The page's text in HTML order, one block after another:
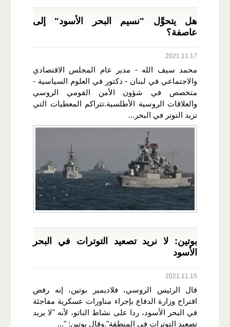
هل يتحوَّل "نسيم البحر الأسود" إلى
عاصفة؟
2021.11.17
محمد سيف الله - مدير عام المجلس الاقتصادي
والاجتماعي في لبنان - دكتور في العلوم السياسية -
متخصص في شؤون الأمن القومي الروسي
والعلاقات الروسية الأطلسية.تتراكم المعطيات التي
تزيد التوتر في البحر...
بوتين: لا نريد تصعيد التوترات في البحر
الأسود
2021.11.15
قال الرئيس الروسي، فلاديمير بوتين، إنه رفض
اقتراح وزارة الدفاع بإجراء مناورات عسكرية مفاجئة
في البحر الأسود، ردا على نشاط الناتو، لأنه "لا يريد
تصعيد التوترات في المنطقة".وقال بوتين: "...